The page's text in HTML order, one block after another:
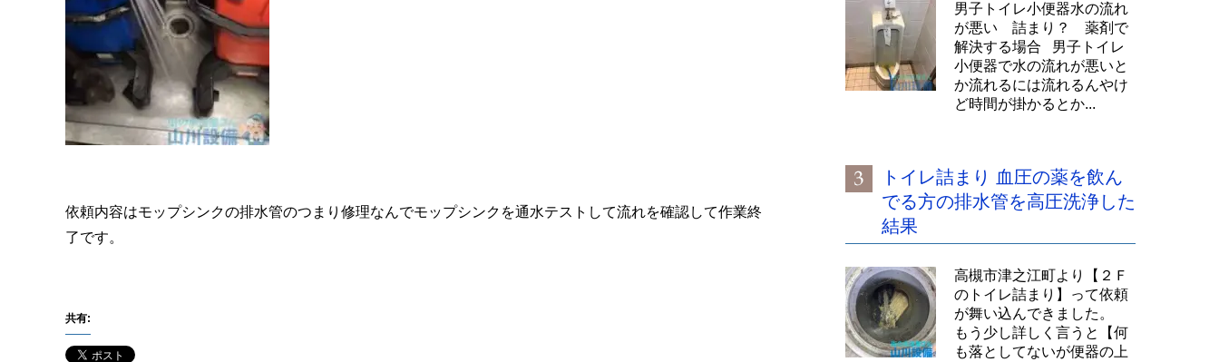
依頼内容はモップシンクの排水管のつまり修理なんでモップシンクを通水テストして流れを確認して作業終
了です。
共有:
男子トイレ小便器水の流れ
が悪い 詰まり？ 薬剤で
解決する場合 男子トイレ
小便器で水の流れが悪いと
か流れるには流れるんやけ
ど時間が掛かるとか...
トイレ詰まり 血圧の薬を飲ん
でる方の排水管を高圧洗浄した
結果
高槻市津之江町より【２Ｆ
のトイレ詰まり】って依頼
が舞い込んできました。
もう少し詳しく言うと【何
も落としてないが便器の上